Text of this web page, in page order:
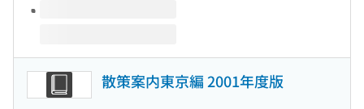
散策案内東京編 2001年度版